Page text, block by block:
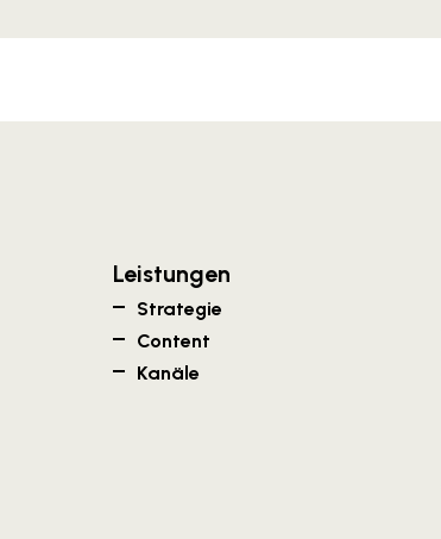
Leistungen
Strategie
Content
Kanäle